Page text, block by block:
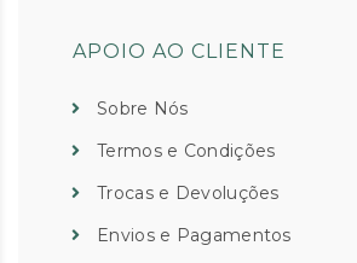
APOIO AO CLIENTE
Sobre Nós
Termos e Condições
Trocas e Devoluções
Envios e Pagamentos